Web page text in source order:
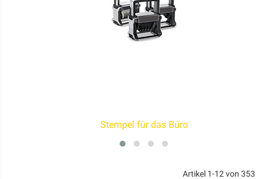
Stempel für das Büro
Artikel 1-12 von 353